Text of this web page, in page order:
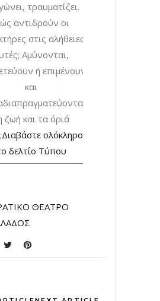
τραυματίζει.
αντιδρούν οι
στις αλήθειες
Αμύνονται,
ή επιμένουν
και
ζωή και τα όριά
Διαβάστε ολόκληρο
δελτίο Τύπου
ΘΕΑΤΡΟ